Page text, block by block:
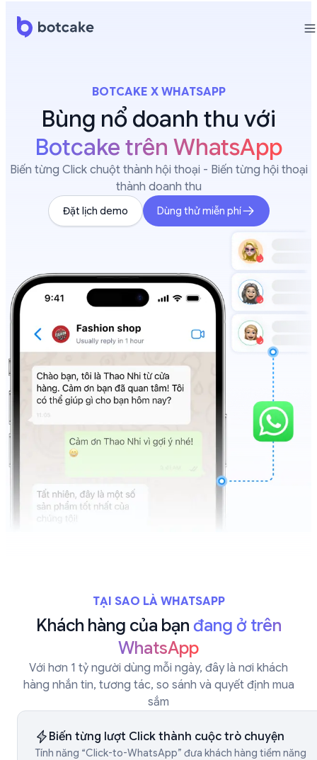
BOTCAKE X WHATSAPP
Bùng nổ doanh thu với
Botcake trên WhatsApp
Biến từng Click chuột thành hội thoại - Biến từng hội thoại
thành doanh thu
Đặt lịch demo Dùng thử miễn phí
TẠI SAO LÀ WHATSAPP
Khách hàng của bạn đang ở trên
WhatsApp
Với hơn 1 tỷ người dùng mỗi ngày, đây là nơi khách
hàng nhắn tin, tương tác, so sánh và quyết định mua
sắm
Biến từng lượt Click thành cuộc trò chuyện
Tính năng “Click-to-WhatsApp” đưa khách hàng tiềm năng